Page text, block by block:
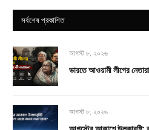
সর্বশেষ প্রকাশিত
আগস্ট ৮, ২০২৬
ভারতে আওয়ামী লীগের
আগস্ট ৮, ২০২৬